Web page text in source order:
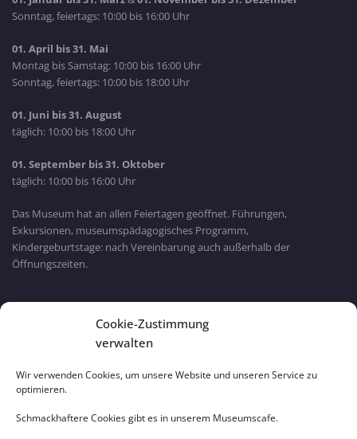
Cookie-Zustimmung
verwalten
Wir verwenden Cookies, um unsere Website und unseren Service zu
optimieren.
Schmackhaftere Cookies gibt es in unserem Museumscafe.
Sonntag, feiertags: 10:00 bis 16:00 Uhr
01. April bis 31. Mai
Montag bis Samstag: 10:00 bis 16:00 Uhr
Sonntag, feiertags: 10:00 bis 18:00 Uhr
01. Juni bis 31. August
täglich: 10:00 bis 18:00 Uhr
01. September bis 31. Oktober
täglich: 10:00 bis 16:00 Uhr
Das Museum hat an allen Feiertagen geöffnet. Führungen,
Exkursionen, museumspädagogisches Programm,
Kindergeburtstage: nach Vereinbarung auch außerhalb der
Öffnungszeiten.
Bayern Wlan